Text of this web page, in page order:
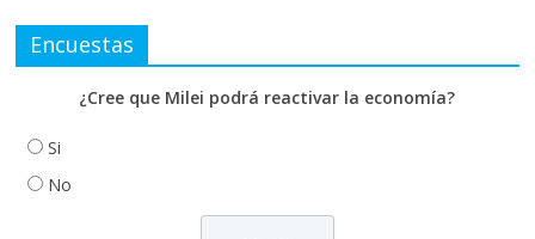
Encuestas
¿Cree que Milei podrá reactivar la economía?
Si
No